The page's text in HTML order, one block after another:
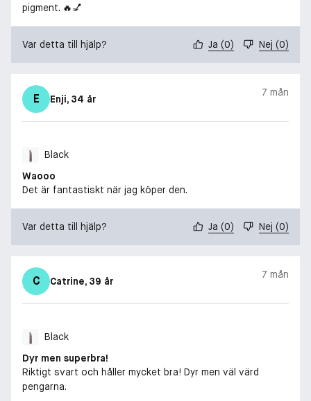
pigment. 🔥💅
Var detta till hjälp? Ja (0) Nej (0)
E Enji, 34 år
7 mån
Black
Waooo
Det är fantastiskt när jag köper den.
Var detta till hjälp? Ja (0) Nej (0)
C Catrine, 39 år
7 mån
Black
Dyr men superbra!
Riktigt svart och håller mycket bra! Dyr men väl värd
pengarna.